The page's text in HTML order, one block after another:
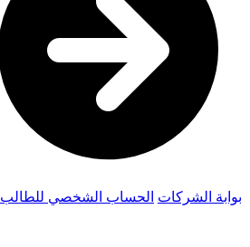
بوابة الشركات الحساب الشخصي للطالب